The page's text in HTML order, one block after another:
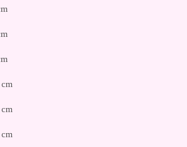
cm
cm
cm